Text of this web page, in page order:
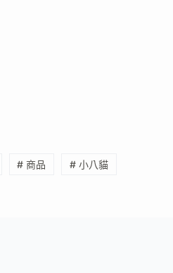
# 商品 # 小八貓